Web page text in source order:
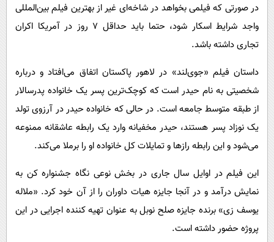
در صورتی که فیلمی بخواهد در شاخه‌ای غیر از بهترین فیلم بین‌المللی
واجد شرایط اسکار شود، حتما باید حداقل ۷ روز در آمریکا اکران
تجاری داشته باشد.
داستان فیلم «جوی‌لند» در لاهور پاکستان اتفاق می‌افتاد و درباره
شخصیتی به نام حیدر است که کوچک‌ترین پسر یک خانواده پدرسالار
از طبقه متوسط جامعه است. در حالی که خانواده حیدر در آرزوی تولد
یک نوزاد پسر هستند، حیدر مخفیانه وارد یک رابطه عاشقانه ممنوعه
می‌شود و این رابطه رازها و تمایلات کل خانواده او را برملا می‌کند.
این فیلم در اوایل سال جاری در بخش نوعی نگاه جشنواره کن به
نمایش درآمد و در آنجا جایزه هیات داوران را از آن خود کرد. «ملاله
یوسف زی» برنده جایزه صلح نوبل به عنوان تهیه کننده اجرایی در این
پروژه حضور داشته است.